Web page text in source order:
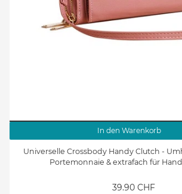
In den Warenkorb
Universelle Crossbody Handy Clutch -
Portemonnaie & extrafach für
39.90 CHF